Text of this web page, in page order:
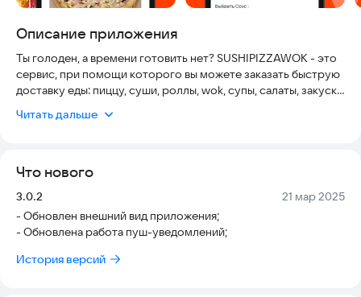
Описание приложения
Ты голоден, а времени готовить нет? SUSHIPIZZAWOK - это
сервис, при помощи которого вы можете заказать быструю
доставку еды: пиццу, суши, роллы, wok, супы, салаты, закуски
- Легкий доступ к меню
- Личный кабинет с бонусной программой
- Оформление заказа в несколько кликов
- Отслеживание заказа
Читать дальше
Что нового
Версия:
3.0.2 Дата:
21 мар 2025
- Обновлен внешний вид приложения;
- Обновлена работа пуш-уведомлений;
История версий